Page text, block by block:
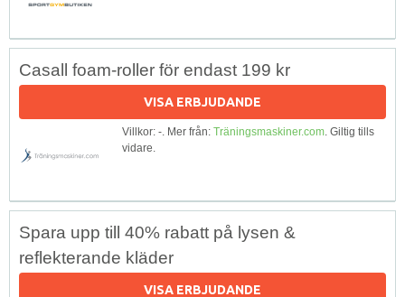
Casall foam-roller för endast 199 kr
VISA ERBJUDANDE
Villkor: -. Mer från: Träningsmaskiner.com. Giltig tills
vidare.
Spara upp till 40% rabatt på lysen &
reflekterande kläder
VISA ERBJUDANDE